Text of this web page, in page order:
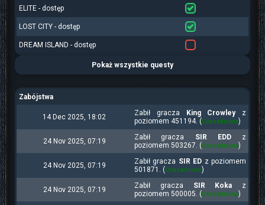
ELITE - dostęp
LOST CITY - dostęp
DREAM ISLAND - dostęp
Pokaż wszystkie questy
Zabójstwa
14 Dec 2025, 18:02 Zabił gracza King Crowleyz
poziomem 451194. ( Uzasadnione)
24 Nov 2025, 07:19 Zabił gracza SIR EDDz
poziomem 503267. ( Uzasadnione)
24 Nov 2025, 07:19 Zabił gracza SIR ED z poziomem
501871. ( Uzasadnione)
24 Nov 2025, 07:19 Zabił gracza SIR Koka z
poziomem 500005. ( Uzasadnione)